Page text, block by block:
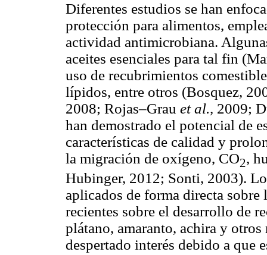
Diferentes estudios se han
protección para alimentos,
actividad antimicrobiana.
aceites esenciales para tal fin
uso de recubrimientos
lípidos, entre otros (Bosquez,
2008; Rojas–Grau et al., 2009;
han demostrado el potencial de
características de calidad y
la migración de oxígeno, CO2,
Hubinger, 2012; Sonti, 2003).
aplicados de forma directa
recientes sobre el desarrollo de
plátano, amaranto, achira y
despertado interés debido a que